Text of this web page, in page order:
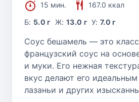
15 мин.
167.0 ккал
Б: 5.0 г Ж: 13.0 г У:7.0 г
Соус бешамель — это
французский соус на
и муки. Его нежная
вкус делают его идеальным
лазаньи и других